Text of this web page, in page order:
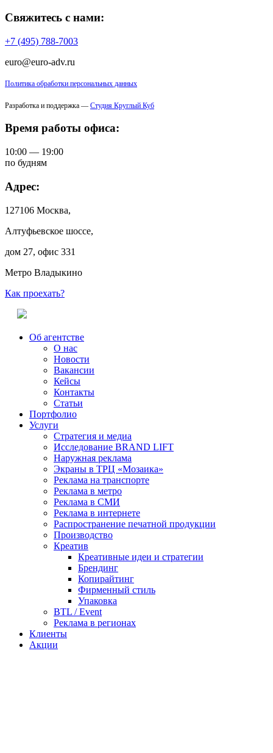
Свяжитесь с нами:
+7 (495) 788-7003
euro@euro-adv.ru
Политика обработки персональных данных
Разработка и поддержка — Студия Круглый Куб
Время работы офиса:
10:00 — 19:00
по будням
Адрес:
127106 Москва,
Алтуфьевское шоссе,
дом 27, офис 331
Метро Владыкино
Как проехать?
Об агентстве
О нас
Новости
Вакансии
Кейсы
Контакты
Статьи
Портфолио
Услуги
Стратегия и медиа
Исследование BRAND LIFT
Наружная реклама
Экраны в ТРЦ «Мозаика»
Реклама на транспорте
Реклама в метро
Реклама в СМИ
Реклама в интернете
Распространение печатной продукции
Производство
Креатив
Креативные идеи и стратегии
Брендинг
Копирайтинг
Фирменный стиль
Упаковка
BTL / Event
Реклама в регионах
Клиенты
Акции